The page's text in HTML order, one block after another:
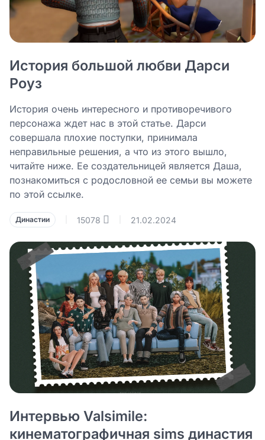
История большой любви Дарси
Роуз
История очень интересного и противоречивого
персонажа ждет нас в этой статье. Дарси
совершала плохие поступки, принимала
неправильные решения, а что из этого вышло,
читайте ниже. Ее создательницей является Даша,
познакомиться с родословной ее семьи вы можете
по этой ссылке.
Династии 15078 21.02.2024
Интервью Valsimile:
кинематографичная sims династия